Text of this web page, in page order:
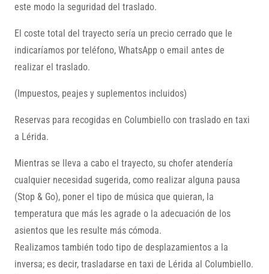
este modo la seguridad del traslado.
El coste total del trayecto sería un precio cerrado que le
indicaríamos por teléfono, WhatsApp o email antes de
realizar el traslado.
(Impuestos, peajes y suplementos incluidos)
Reservas para recogidas en Columbiello con traslado en taxi
a Lérida.
Mientras se lleva a cabo el trayecto, su chofer atendería
cualquier necesidad sugerida, como realizar alguna pausa
(Stop & Go), poner el tipo de música que quieran, la
temperatura que más les agrade o la adecuación de los
asientos que les resulte más cómoda.
Realizamos también todo tipo de desplazamientos a la
inversa; es decir, trasladarse en taxi de Lérida al Columbiello.